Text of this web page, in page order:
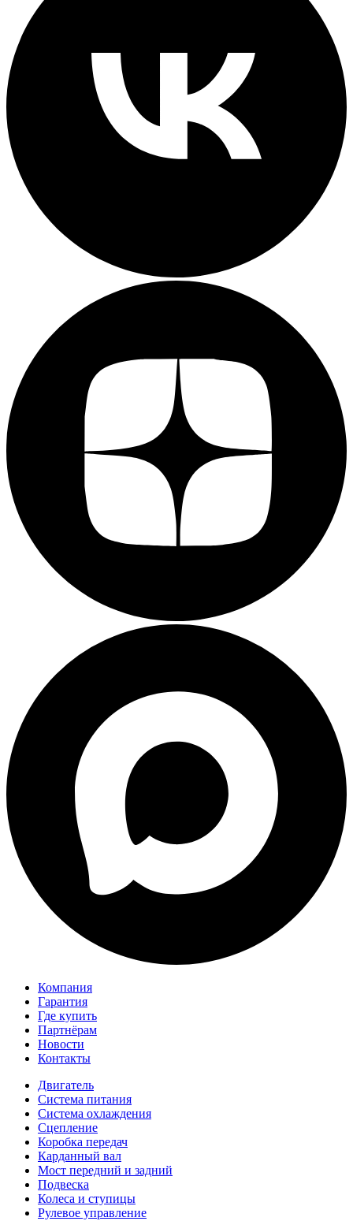
Компания
Гарантия
Где купить
Партнёрам
Новости
Контакты
Двигатель
Система питания
Система охлаждения
Сцепление
Коробка передач
Карданный вал
Мост передний и задний
Подвеска
Колеса и ступицы
Рулевое управление